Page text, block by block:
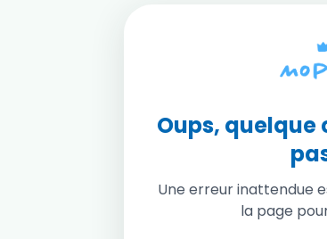
Oups, quelque
Une erreur inattendue
la page